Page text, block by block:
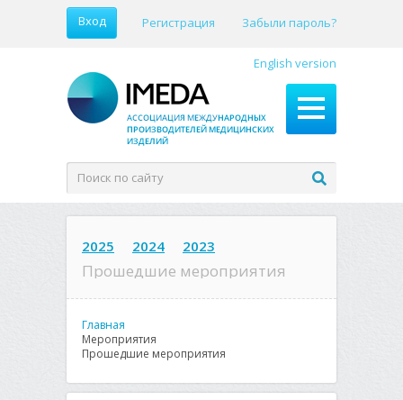
Вход Регистрация Забыли пароль?
English version
2025 2024 2023
Прошедшие мероприятия
Главная
Мероприятия
Прошедшие мероприятия